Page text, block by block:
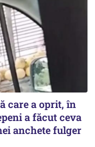
care a oprit, în
a făcut ceva
anchete fulger